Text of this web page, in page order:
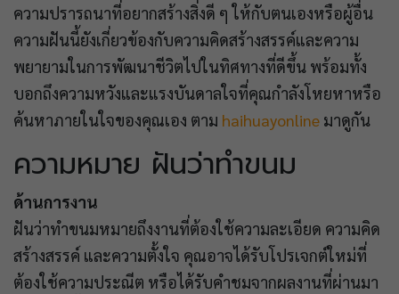
ความปรารถนาที่อยากสร้างสิ่งดี ๆ ให้กับตนเองหรือผู้อื่น
ความฝันนี้ยังเกี่ยวข้องกับความคิดสร้างสรรค์และความ
พยายามในการพัฒนาชีวิตไปในทิศทางที่ดีขึ้น พร้อมทั้ง
บอกถึงความหวังและแรงบันดาลใจที่คุณกำลังโหยหาหรือ
ค้นหาภายในใจของคุณเอง ตาม haihuayonline มาดูกัน
ความหมาย ฝันว่าทำขนม
ด้านการงาน
ฝันว่าทำขนมหมายถึงงานที่ต้องใช้ความละเอียด ความคิด
สร้างสรรค์ และความตั้งใจ คุณอาจได้รับโปรเจกต์ใหม่ที่
ต้องใช้ความประณีต หรือได้รับคำชมจากผลงานที่ผ่านมา